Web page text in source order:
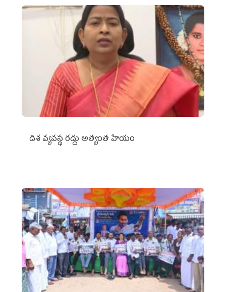
దిశ వ్యవస్థ రద్దు అత్యంత హేయం